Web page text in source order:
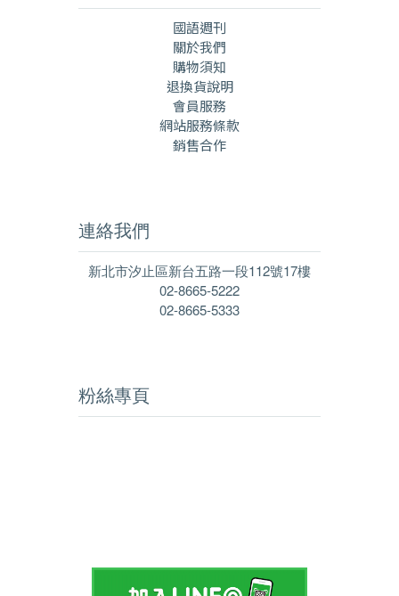
國語週刊
關於我們
購物須知
退換貨說明
會員服務
網站服務條款
銷售合作
連絡我們
新北市汐止區新台五路一段112號17樓
02-8665-5222
02-8665-5333
粉絲專頁